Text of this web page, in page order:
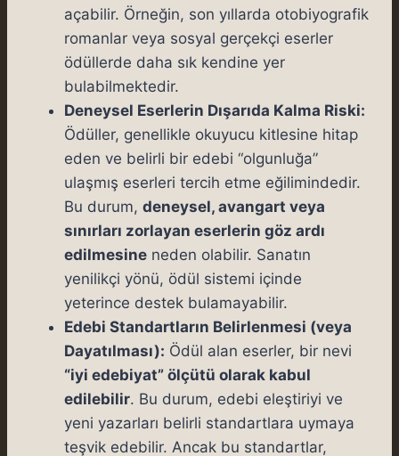
açabilir. Örneğin, son yıllarda otobiyografik
romanlar veya sosyal gerçekçi eserler
ödüllerde daha sık kendine yer
bulabilmektedir.
Deneysel Eserlerin Dışarıda Kalma Riski:
Ödüller, genellikle okuyucu kitlesine hitap
eden ve belirli bir edebi “olgunluğa”
ulaşmış eserleri tercih etme eğilimindedir.
Bu durum, deneysel, avangart veya
sınırları zorlayan eserlerin göz ardı
edilmesine neden olabilir. Sanatın
yenilikçi yönü, ödül sistemi içinde
yeterince destek bulamayabilir.
Edebi Standartların Belirlenmesi (veya
Dayatılması): Ödül alan eserler, bir nevi
“iyi edebiyat” ölçütü olarak kabul
edilebilir. Bu durum, edebi eleştiriyi ve
yeni yazarları belirli standartlara uymaya
teşvik edebilir. Ancak bu standartlar,